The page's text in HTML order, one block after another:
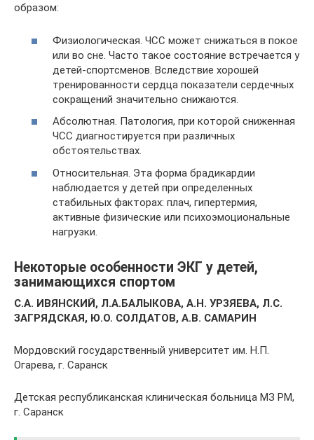
образом:
Физиологическая. ЧСС может снижаться в покое
или во сне. Часто такое состояние встречается у
детей-спортсменов. Вследствие хорошей
тренированности сердца показатели сердечных
сокращений значительно снижаются.
Абсолютная. Патология, при которой сниженная
ЧСС диагностируется при различных
обстоятельствах.
Относительная. Эта форма брадикардии
наблюдается у детей при определенных
стабильных факторах: плач, гипертермия,
активные физические или психоэмоциональные
нагрузки.
Некоторые особенности ЭКГ у детей,
занимающихся спортом
С.А. ИВЯНСКИЙ, Л.А.БАЛЫКОВА, А.Н. УРЗЯЕВА, Л.С.
ЗАГРЯДСКАЯ, Ю.О. СОЛДАТОВ, А.В. САМАРИН
Мордовский государственный университет им. Н.П.
Огарева, г. Саранск
Детская республиканская клиническая больница МЗ РМ,
г. Саранск